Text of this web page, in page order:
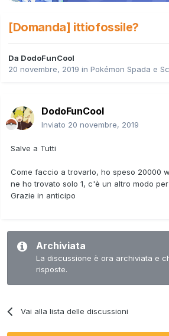
[Domanda] ittiofossile?
Da DodoFunCool
20 novembre, 2019 in Pokémon Spada e
DodoFunCool
Inviato 20 novembre, 2019
Salve a Tutti
Come faccio a trovarlo, ho speso 20000
ne ho trovato solo 1, c'è un altro modo
Grazie in anticipo
Archiviata
La discussione è ora archiviata e
risposte.
Vai alla lista delle discussioni